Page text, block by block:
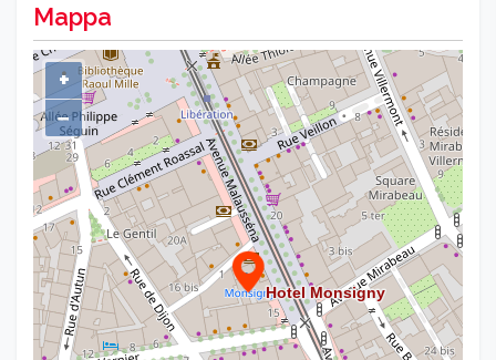
Mappa
+
−